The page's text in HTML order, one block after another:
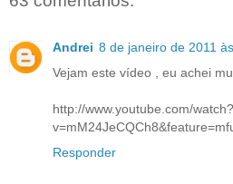
Andrei 8 de janeiro de 2011
Vejam este vídeo , eu achei
http://www.youtube.com/watch?
Responder